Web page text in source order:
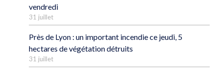
vendredi
31 juillet
Près de Lyon : un important incendie ce jeudi, 5
hectares de végétation détruits
31 juillet